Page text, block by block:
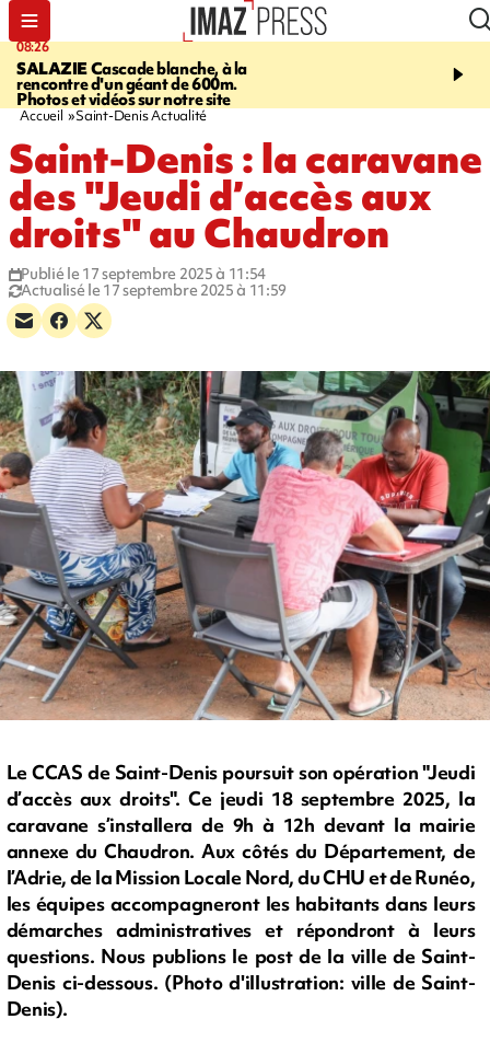
08:26
SALAZIECascade blanche, à la
rencontre d'un géant de 600m.
Photos et vidéos sur notre site
12:10
La karavane
débarque dans les
Accueil Saint-Denis Actualité
Saint-Denis : la caravane
des "Jeudi d’accès aux
droits" au Chaudron
Publié le 17 septembre 2025 à 11:54
Actualisé le 17 septembre 2025 à 11:59
Le CCAS de Saint-Denis poursuit son opération "Jeudi
d’accès aux droits". Ce jeudi 18 septembre 2025, la
caravane s’installera de 9h à 12h devant la mairie
annexe du Chaudron. Aux côtés du Département, de
l’Adrie, de la Mission Locale Nord, du CHU et de Runéo,
les équipes accompagneront les habitants dans leurs
démarches administratives et répondront à leurs
questions. Nous publions le post de la ville de Saint-
Denis ci-dessous. (Photo d'illustration: ville de Saint-
Denis).